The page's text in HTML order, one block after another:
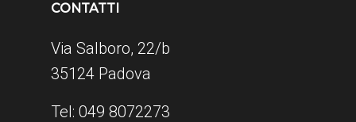
CONTATTI
Via Salboro, 22/b
35124 Padova
Tel: 049 8072273